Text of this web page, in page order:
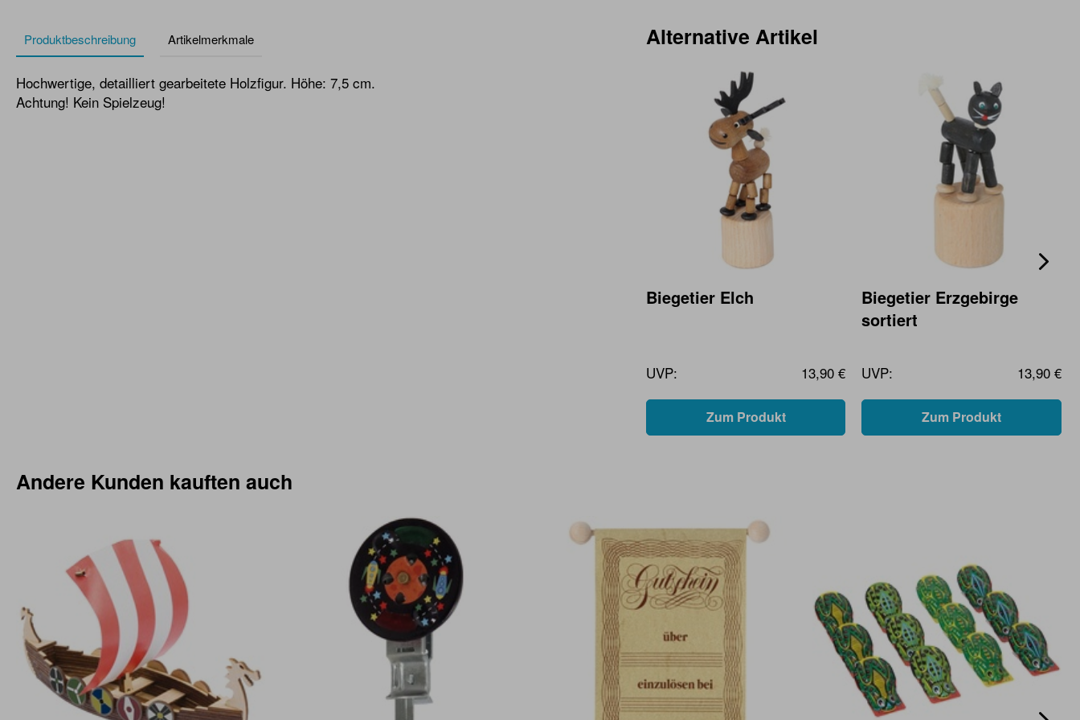
Produktbeschreibung Artikelmerkmale
Hochwertige, detailliert gearbeitete Holzfigur. Höhe: 7,5 cm.
Achtung! Kein Spielzeug!
Alternative Artikel
Biegetier Elch
UVP: 13,90 €
Zum Produkt
Biegetier Erzgebirge
sortiert
UVP: 13,90 €
Zum Produkt
Andere Kunden kauften auch